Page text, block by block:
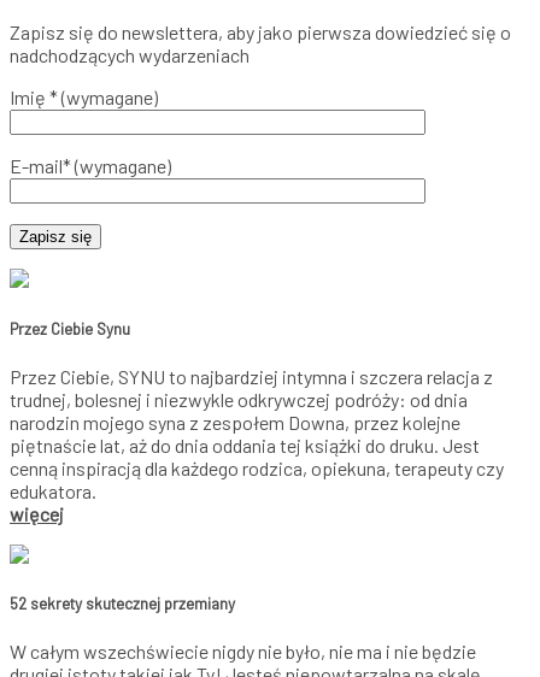
Zapisz się do newslettera, aby jako pierwsza dowiedzieć się o
nadchodzących wydarzeniach
Imię * (wymagane)
E-mail* (wymagane)
Przez Ciebie Synu
Przez Ciebie, SYNU to najbardziej intymna i szczera relacja z
trudnej, bolesnej i niezwykle odkrywczej podróży: od dnia
narodzin mojego syna z zespołem Downa, przez kolejne
piętnaście lat, aż do dnia oddania tej książki do druku. Jest
cenną inspiracją dla każdego rodzica, opiekuna, terapeuty czy
edukatora.
więcej
52 sekrety skutecznej przemiany
W całym wszechświecie nigdy nie było, nie ma i nie będzie